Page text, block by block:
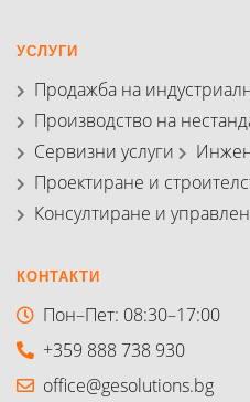
УСЛУГИ
Продажба на
Производство на
Сервизни услуги
Проектиране и
Консултиране и
КОНТАКТИ
Пон–Пет: 08:30–17:00
+359 888 738 930
office@gesolutions.bg